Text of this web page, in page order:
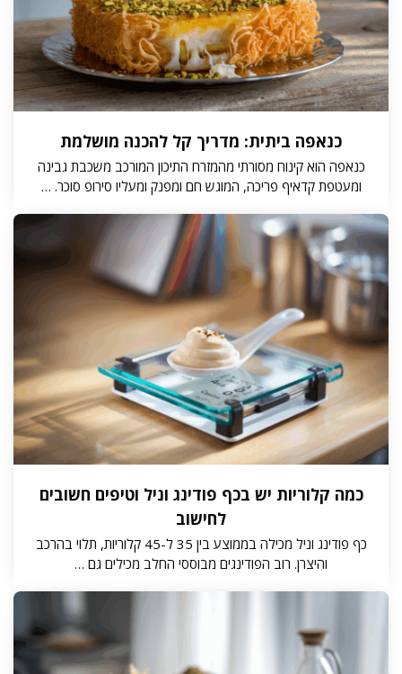
כנאפה ביתית: מדריך קל להכנה מושלמת
כנאפה הוא קינוח מסורתי מהמזרח התיכון המורכב משכבת גבינה
ומעטפת קדאיף פריכה, המוגש חם ומפנק ומעליו סירופ סוכר. …
כמה קלוריות יש בכף פודינג וניל וטיפים חשובים
לחישוב
כף פודינג וניל מכילה בממוצע בין 35 ל-45 קלוריות, תלוי בהרכב
והיצרן. רוב הפודינגים מבוססי החלב מכילים גם …